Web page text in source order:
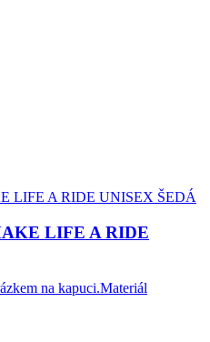
LIFE A RIDE
na kapuci.Materiál